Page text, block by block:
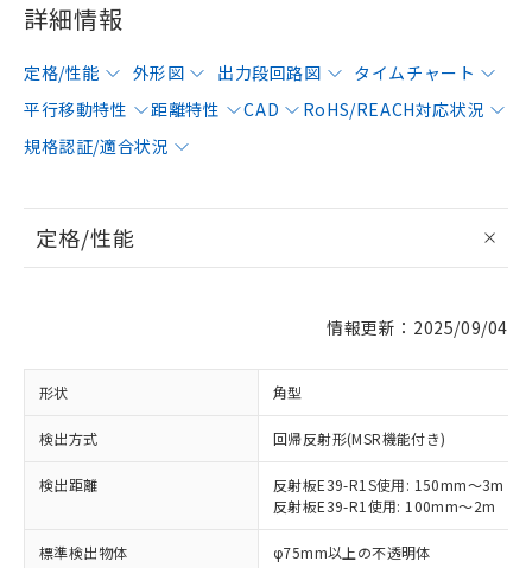
詳細情報
定格/性能 外形図 出力段回路図
タイムチャート
平行移動特性
距離特性 CAD
RoHS/REACH対応状況
規格認証/適合状況
定格/性能
情報更新：2025/09/04
形状 角型
検出方式 回帰反射形(MSR機能付き)
検出距離
反射板E39-R1S使用: 150mm～3m
反射板E39-R1使用: 100mm～2m
標準検出物体 φ75mm以上の不透明体